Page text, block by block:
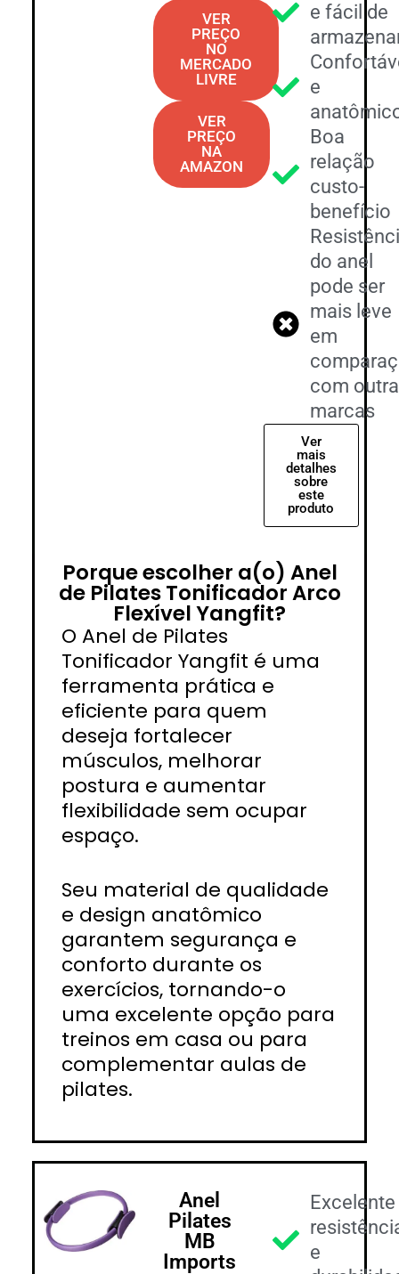
VER
PREÇO
NO
MERCADO
LIVRE
VER
PREÇO
NA
AMAZON
e fácil de
e
Boa
relação
custo-
benefício
do anel
pode ser
mais leve
em
com
marcas
Ver
mais
detalhes
sobre
este
produto
Porque escolher a(o) Anel
de Pilates Tonificador Arco
Flexível Yangfit?
O Anel de Pilates
Tonificador Yangfit é uma
ferramenta prática e
eficiente para quem
deseja fortalecer
músculos, melhorar
postura e aumentar
flexibilidade sem ocupar
espaço.
Seu material de qualidade
e design anatômico
garantem segurança e
conforto durante os
exercícios, tornando-o
uma excelente opção para
treinos em casa ou para
complementar aulas de
pilates.
Anel
Pilates
MB
Imports
Excelente
e